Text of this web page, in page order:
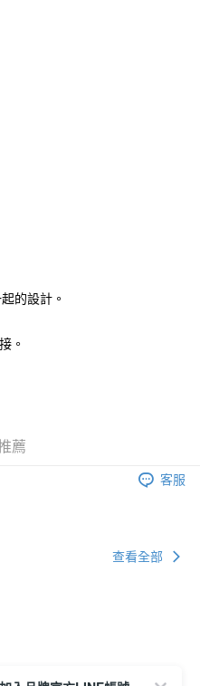
運費
運費
運費
運費
的設計。
。
薦
客服
查看全部